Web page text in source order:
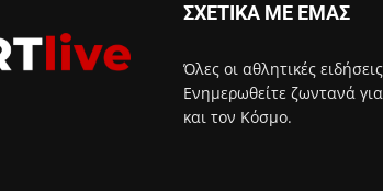
ΣΧΕΤΙΚΑ ΜΕ ΕΜΑΣ
Όλες οι αθλητικές
Ενημερωθείτε ζωντανά
και τον Κόσμο.